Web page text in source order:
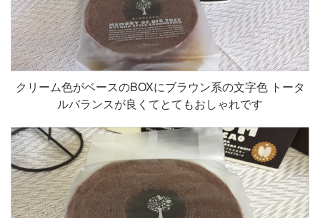
クリーム色がベースのBOXにブラウン系の文字色 トータ
ルバランスが良くてとてもおしゃれです